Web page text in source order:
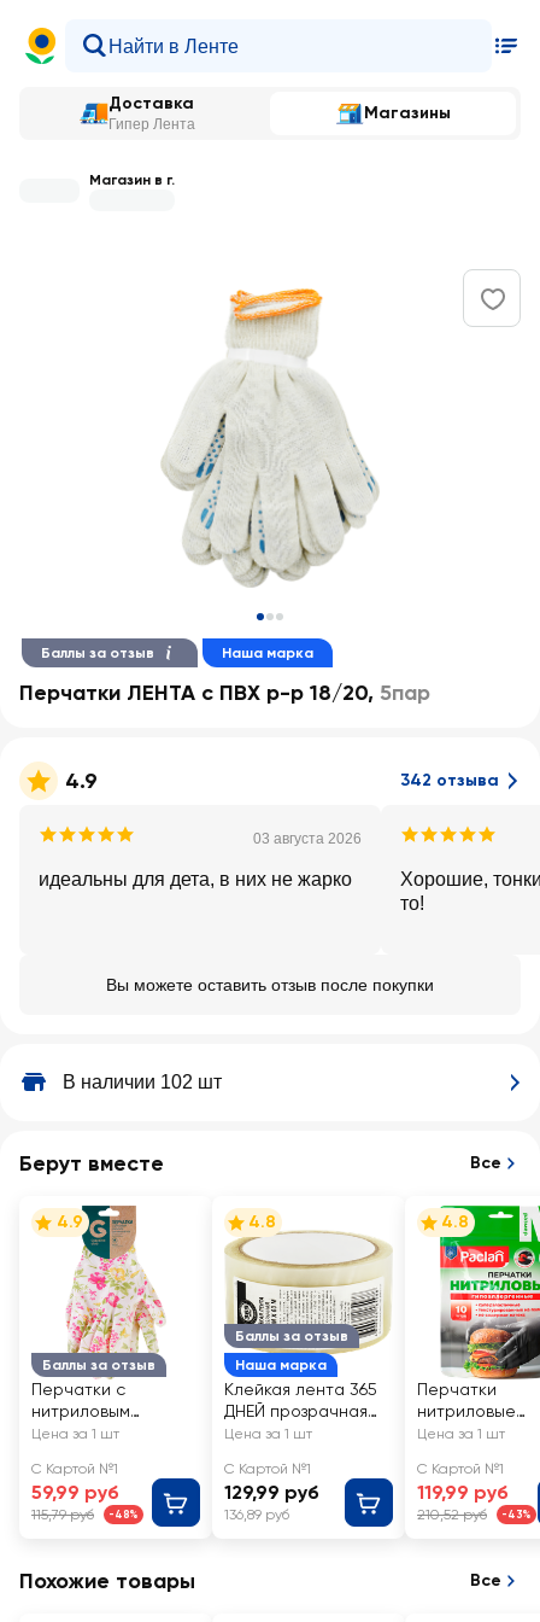
Доставка
Гипер Лента
Магазины
Магазин в г.
Баллы за отзыв Наша марка
Перчатки ЛЕНТА с ПВХ р-р 18/20, 5пар
4.9 342 отзыва
03 августа 2026
идеальны для дета, в них не жарко
Хорошие,
то!
Вы можете оставить отзыв после покупки
В наличии 102 шт
Берут вместе Все
Баллы за отзыв
4.9
Перчатки с
нитриловым
покрытием
M, L полиэстер, Арт.
GVGL10-1
Цена за 1 шт
С Картой №1
59,99 руб
115,79 руб -48%
Баллы за отзыв
Наша марка
4.8
Клейкая лента 365
ДНЕЙ прозрачная
48мм, 60м
Цена за 1 шт
С Картой №1
129,99 руб
136,89 руб
4.8
Перчатки
нитриловые
PACLAN Practi,
407712
Цена за 1 шт
С Картой №1
119,99 руб
210,52 руб -43%
Похожие товары Все